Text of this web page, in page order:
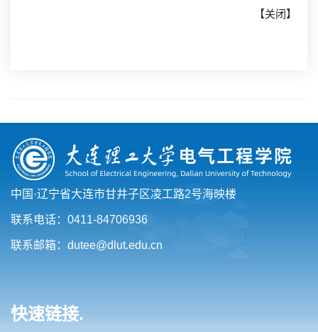
【关闭】
中国·辽宁省大连市甘井子区凌工路2号海映楼
联系电话：0411-84706936
联系邮箱：dutee@dlut.edu.cn
快速链接.